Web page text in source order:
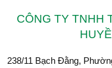
CÔNG TY TNHH
238/11 Bạch Đằng,